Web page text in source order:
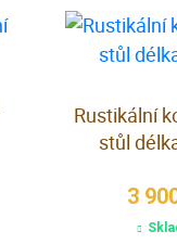
Rustikální
stůl
3